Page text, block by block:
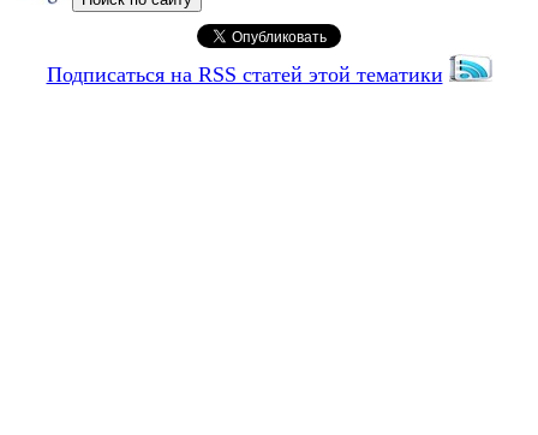
Подписаться на RSS статей этой тематики